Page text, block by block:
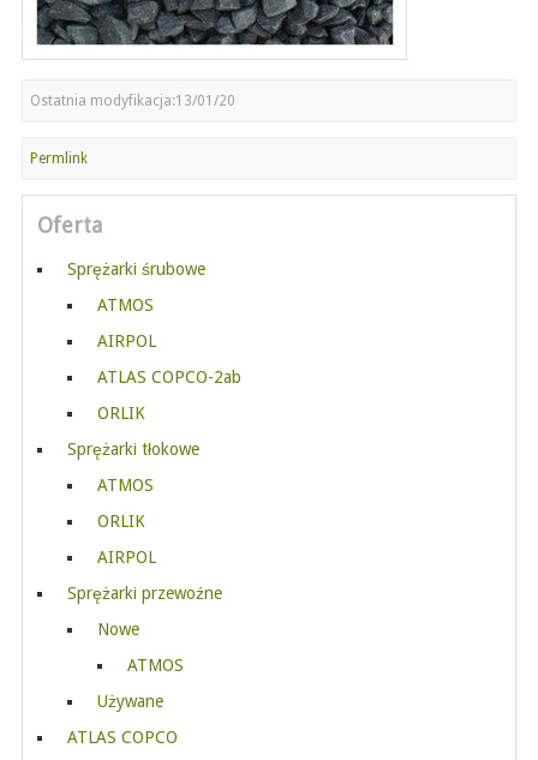
Ostatnia modyfikacja:13/01/20
Permlink
Oferta
Sprężarki śrubowe
ATMOS
AIRPOL
ATLAS COPCO-2ab
ORLIK
Sprężarki tłokowe
ATMOS
ORLIK
AIRPOL
Sprężarki przewoźne
Nowe
ATMOS
Używane
ATLAS COPCO